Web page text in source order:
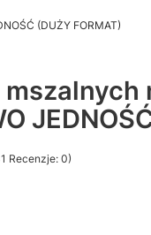
(DUŻY FORMAT)
Recenzje: 0)
Opinie